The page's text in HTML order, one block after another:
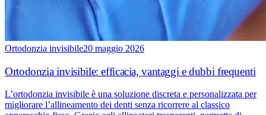
Ortodonzia invisibile20 maggio 2026
Ortodonzia invisibile: efficacia, vantaggi e dubbi frequenti
L’ortodonzia invisibile è una soluzione discreta e personalizzata per
migliorare l’allineamento dei denti senza ricorrere al classico